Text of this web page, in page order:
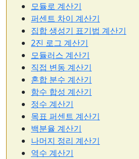
모듈로 계산기
퍼센트 차이 계산기
집합 생성기 표기법 계산기
2진 로그 계산기
모듈러스 계산기
직접 변동 계산기
혼합 분수 계산기
함수 합성 계산기
정수 계산기
목표 퍼센트 계산기
백분율 계산기
나머지 정리 계산기
역수 계산기